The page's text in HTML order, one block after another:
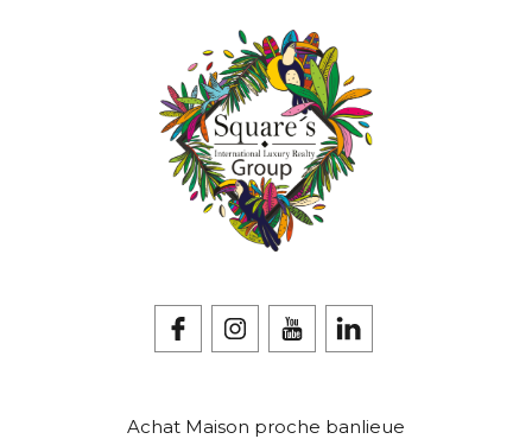
Achat Maison proche banlieue